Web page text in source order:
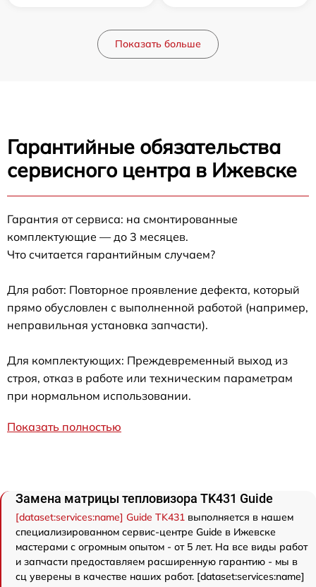
Показать больше
Гарантийные обязательства
сервисного центра в Ижевске
Гарантия от сервиса: на смонтированные
комплектующие — до 3 месяцев.
Что считается гарантийным случаем?
Для работ: Повторное проявление дефекта, который
прямо обусловлен с выполненной работой (например,
неправильная установка запчасти).
Для комплектующих: Преждевременный выход из
строя, отказ в работе или техническим параметрам
при нормальном использовании.
Показать полностью
Замена матрицы тепловизора TK431 Guide
[dataset:services:name] Guide TK431 выполняется в нашем
специализированном сервис-центре Guide в Ижевске
мастерами с огромным опытом - от 5 лет. На все виды работ
и запчасти предоставляем расширенную гарантию - мы в
сц уверены в качестве наших работ. [dataset:services:name]